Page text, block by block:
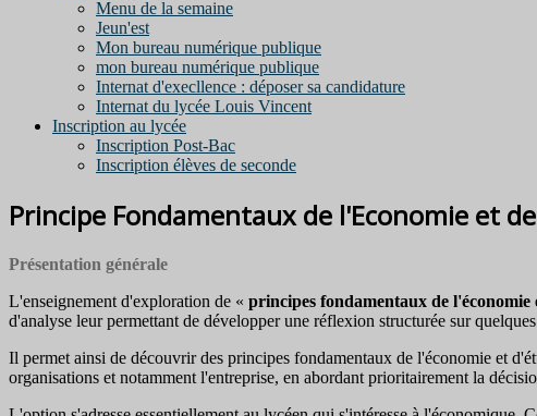
Menu de la semaine
Jeun'est
Mon bureau numérique publique
mon bureau numérique publique
Internat d'execllence : déposer sa candidature
Internat du lycée Louis Vincent
Inscription au lycée
Inscription Post-Bac
Inscription élèves de seconde
Principe Fondamentaux de l'Economie et
Présentation générale
L'enseignement d'exploration de « principes fondamentaux de l'économie
d'analyse leur permettant de développer une réflexion structurée sur
Il permet ainsi de découvrir des principes fondamentaux de l'économie et
organisations et notamment l'entreprise, en abordant prioritairement la